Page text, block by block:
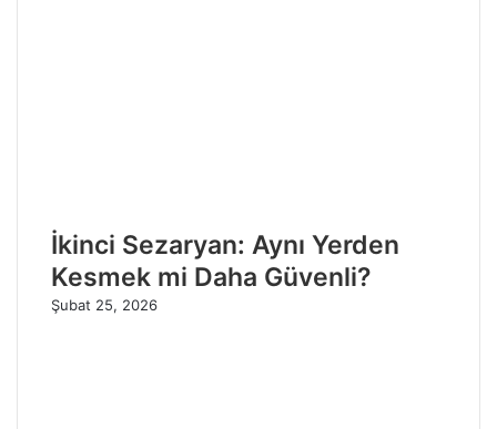
İkinci Sezaryan: Aynı Yerden
Kesmek mi Daha Güvenli?
Şubat 25, 2026